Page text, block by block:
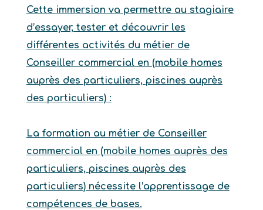
Cette immersion va permettre au stagiaire
d’essayer, tester et découvrir les
différentes activités du métier de
Conseiller commercial en (mobile homes
auprès des particuliers, piscines auprès
des particuliers) :
La formation au métier de Conseiller
commercial en (mobile homes auprès des
particuliers, piscines auprès des
particuliers) nécessite l’apprentissage de
compétences de bases.